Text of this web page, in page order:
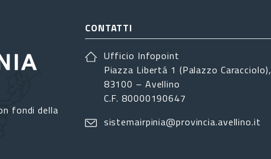
fondi della
CONTATTI
Ufficio Infopoint
Piazza Libertá 1 (Palazzo Caracciolo),
83100 – Avellino
C.F. 80000190647
sistemairpinia@provincia.avellino.it